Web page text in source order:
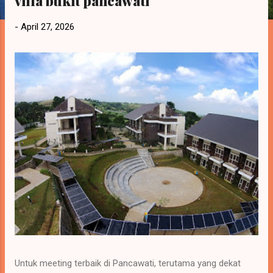
- April 27, 2026
Untuk meeting terbaik di Pancawati, terutama yang dekat